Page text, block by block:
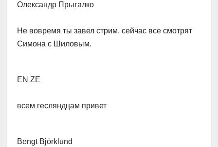
Олександр Прыгалко
​Не вовремя ты завел стрим. сейчас все смотрят
Симона с Шиловым.
EN ZE
​всем гесляндцам привет
Bengt Björklund​